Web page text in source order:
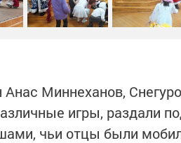
Миннеханов,
игры, раздали
чьи отцы были